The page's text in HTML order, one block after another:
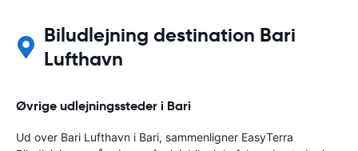
Biludlejning destination Bari
Lufthavn
Øvrige udlejningssteder i Bari
Ud over Bari Lufthavn i Bari, sammenligner EasyTerra